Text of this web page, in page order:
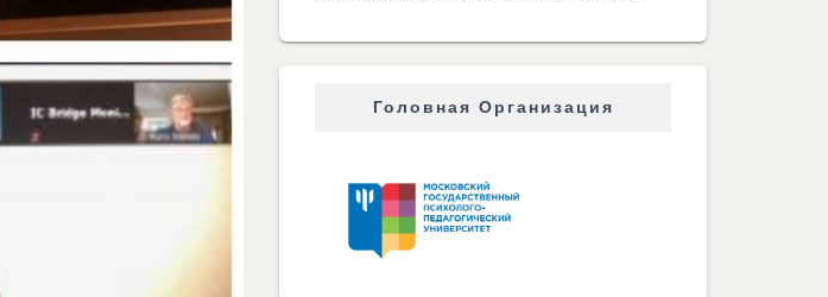
Головная Организация